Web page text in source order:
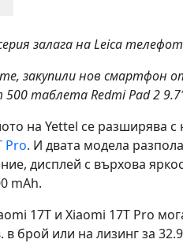
залага на Leica
закупили нов смартфон
500 таблета Redmi Pad 2
на Yettel се разширява
Pro. И двата модела
дисплей с върхова
mAh.
17T и Xiaomi 17T Pro
в брой или на лизинг за